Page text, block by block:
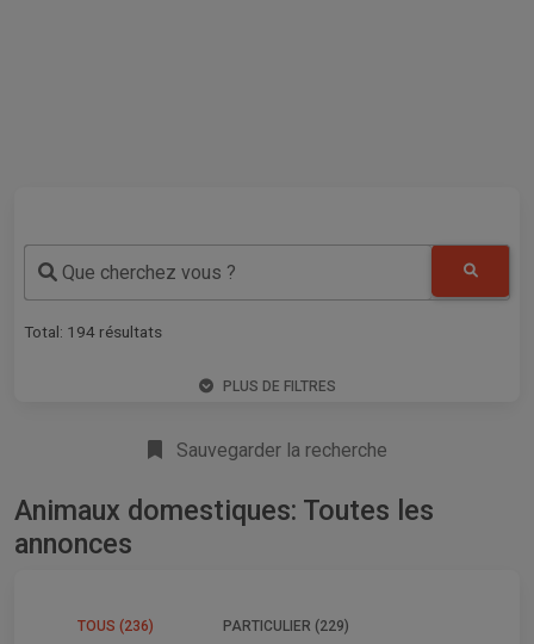
Que cherchez vous ?
Total: 194 résultats
PLUS DE FILTRES
Sauvegarder la recherche
Animaux domestiques: Toutes les
annonces
TOUS (236) PARTICULIER (229)